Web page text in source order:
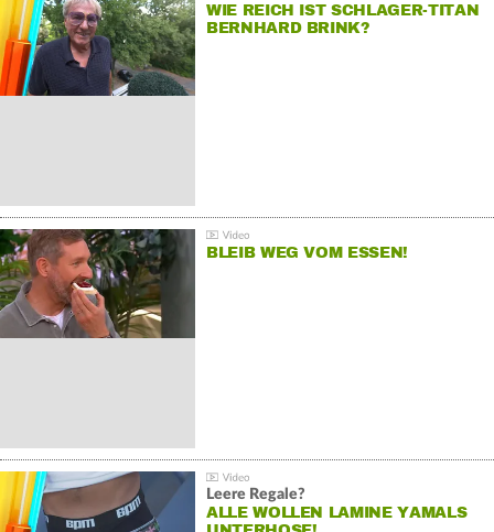
WIE REICH IST SCHLAGER-TITAN
BERNHARD BRINK?
BLEIB WEG VOM ESSEN!
Leere Regale?
ALLE WOLLEN LAMINE YAMALS